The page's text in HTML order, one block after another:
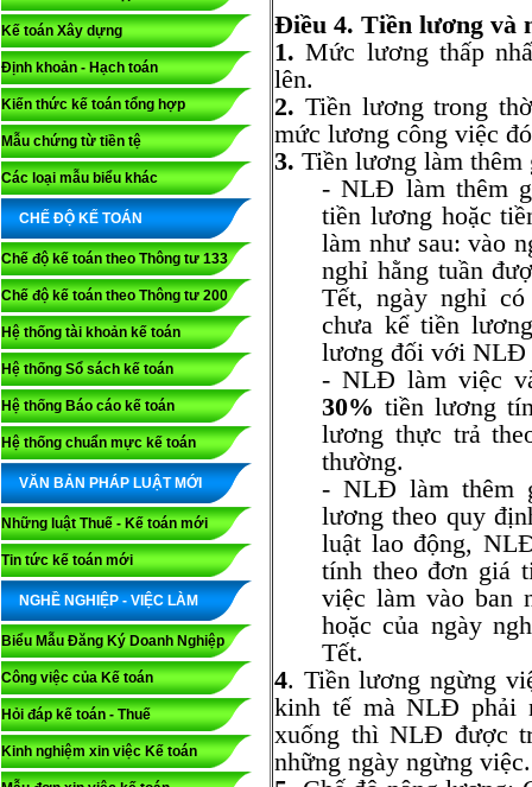
Kế toán Xây dựng
Định khoản - Hạch toán
Kiến thức kế toán tổng hợp
Mẫu chứng từ tiền tệ
Các loại mẫu biểu khác
CHẾ ĐỘ KẾ TOÁN
Chế độ kế toán theo Thông tư 133
Chế độ kế toán theo Thông tư 200
Hệ thống tài khoản kế toán
Hệ thống Sổ sách kế toán
Hệ thống Báo cáo kế toán
Hệ thống chuẩn mực kế toán
VĂN BẢN PHÁP LUẬT MỚI
Những luật Thuế - Kế toán mới
Tin tức kế toán mới
NGHỀ NGHIỆP - VIỆC LÀM
Biểu Mẫu Đăng Ký Doanh Nghiệp
Công việc của Kế toán
Hỏi đáp kế toán - Thuế
Kinh nghiệm xin việc Kế toán
Điều 4. Tiền lương và
1. Mức lương thấp
lên.
2. Tiền lương trong
mức lương công việc
3. Tiền lương làm
- NLĐ làm thêm
tiền lương hoặc
làm như sau: vào
nghỉ hằng tuần
Tết, ngày nghỉ
chưa kể tiền
lương đối với NLĐ
- NLĐ làm việc
30% tiền lương
lương thực trả
thường.
- NLĐ làm thêm
lương theo quy
luật lao động,
tính theo đơn giá
việc làm vào ban
hoặc của ngày
Tết.
4. Tiền lương ngừng
kinh tế mà NLĐ phải
xuống thì NLĐ được
những ngày ngừng việc.